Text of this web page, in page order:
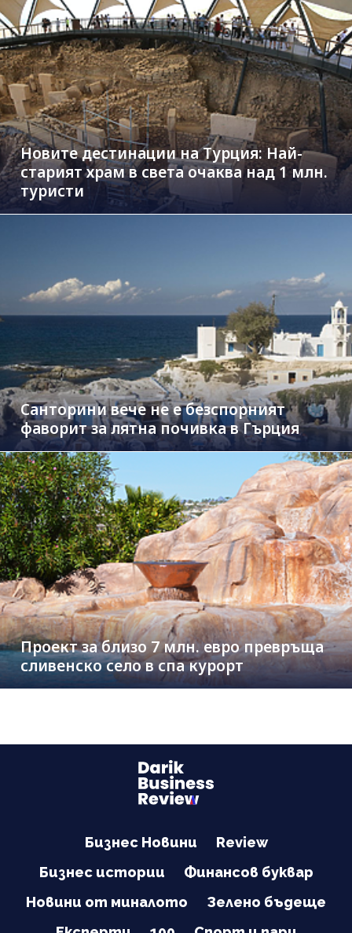
Новите дестинации на Турция: Най-
старият храм в света очаква над 1 млн.
туристи
Санторини вече не е безспорният
фаворит за лятна почивка в Гърция
Проект за близо 7 млн. евро превръща
сливенско село в спа курорт
Бизнес Новини
Review
Бизнес истории
Финансов буквар
Новини от миналото
Зелено бъдеще